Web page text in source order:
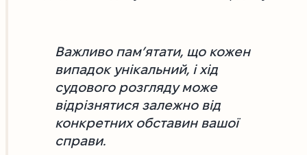
Важливо пам’ятати, що кожен
випадок унікальний, і хід
судового розгляду може
відрізнятися залежно від
конкретних обставин вашої
справи.